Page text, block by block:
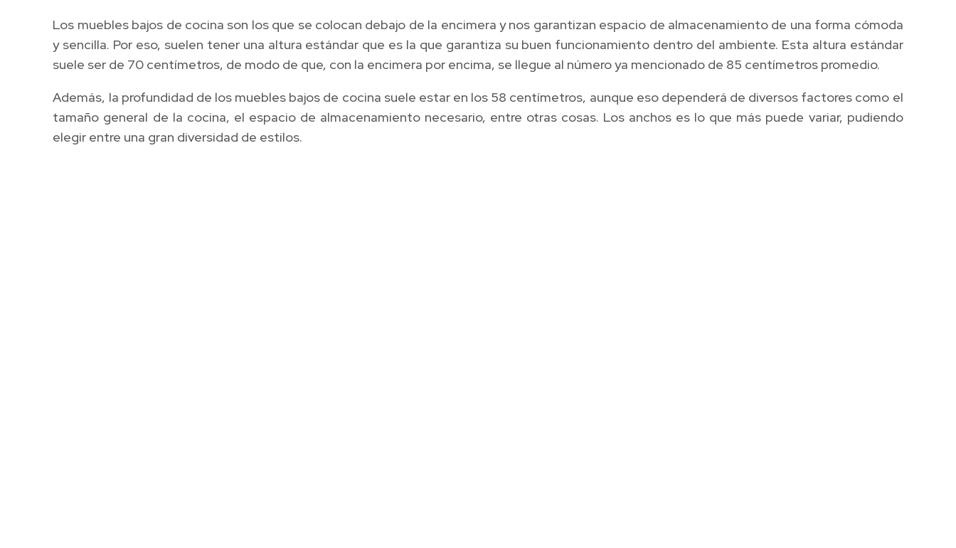
Los muebles bajos de cocina son los que se colocan debajo de la encimera y nos garantizan espacio de almacenamiento de una forma cómoda
y sencilla. Por eso, suelen tener una altura estándar que es la que garantiza su buen funcionamiento dentro del ambiente. Esta altura estándar
suele ser de 70 centímetros, de modo de que, con la encimera por encima, se llegue al número ya mencionado de 85 centímetros promedio.
Además, la profundidad de los muebles bajos de cocina suele estar en los 58 centímetros, aunque eso dependerá de diversos factores como el
tamaño general de la cocina, el espacio de almacenamiento necesario, entre otras cosas. Los anchos es lo que más puede variar, pudiendo
elegir entre una gran diversidad de estilos.